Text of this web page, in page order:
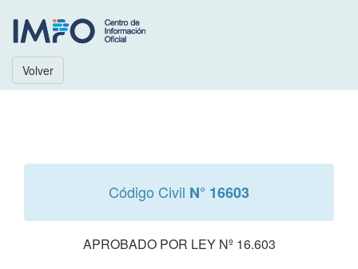
Volver
Código Civil N° 16603
APROBADO POR LEY Nº 16.603